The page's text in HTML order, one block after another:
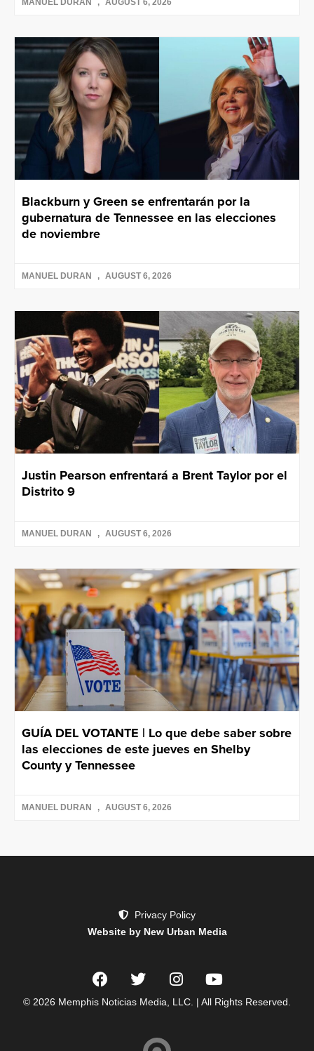
MANUEL DURAN AUGUST 6, 2026
Blackburn y Green se enfrentarán por la
gubernatura de Tennessee en las elecciones
de noviembre
MANUEL DURAN AUGUST 6, 2026
Justin Pearson enfrentará a Brent Taylor por el
Distrito 9
MANUEL DURAN AUGUST 6, 2026
GUÍA DEL VOTANTE | Lo que debe saber sobre
las elecciones de este jueves en Shelby
County y Tennessee
MANUEL DURAN AUGUST 6, 2026
Privacy Policy
Website by New Urban Media
© 2026 Memphis Noticias Media, LLC. | All Rights Reserved.